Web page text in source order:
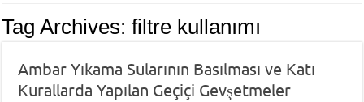
Tag Archives:filtre kullanımı
Ambar Yıkama Sularının Basılması ve Katı
Kurallarda Yapılan Geçiçi Gevşetmeler